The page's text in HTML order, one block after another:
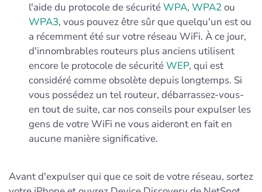
l'aide du protocole de sécuritéWPA, WPA2ou
WPA3, vous pouvez être sûr que quelqu'un est ou
a récemment été sur votre réseau WiFi. À ce jour,
d'innombrables routeurs plus anciens utilisent
encore le protocole de sécuritéWEP, qui est
considéré comme obsolète depuis longtemps. Si
vous possédez un tel routeur, débarrassez-vous-
en tout de suite, car nos conseils pour expulser les
gens de votre WiFi ne vous aideront en fait en
aucune manière significative.
Avant d'expulser qui que ce soit de votre réseau, sortez